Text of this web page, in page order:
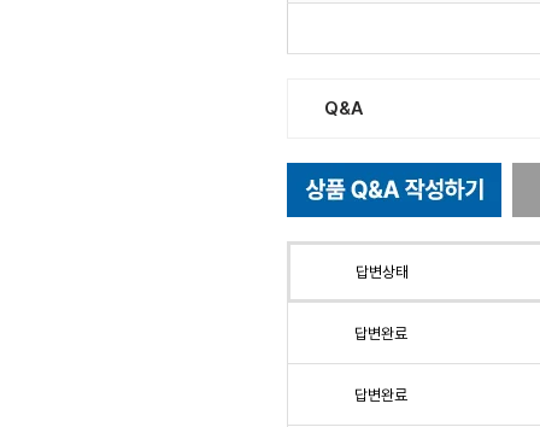
Q&A
답변상태
답변완료
답변완료